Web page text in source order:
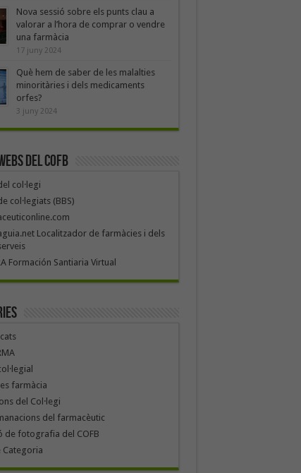
Nova sessió sobre els punts clau a
valorar a l’hora de comprar o vendre
una farmàcia
17 juny 2024
Què hem de saber de les malalties
minoritàries i dels medicaments
orfes?
3 juny 2024
del COFB
col·legi
col·legiats (BBS)
Localitzador de farmàcies i dels
Formación Santiaria Virtual
farmàcia
del Col·legi
del farmacèutic
de fotografia del COFB
Categoria